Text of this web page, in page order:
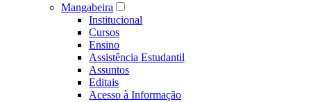
Mangabeira
Institucional
Cursos
Ensino
Assistência Estudantil
Assuntos
Editais
Acesso à Informação